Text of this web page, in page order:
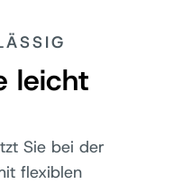
leicht
Sie bei der
flexiblen